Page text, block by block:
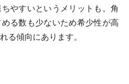
やすいというメリットも。角
る数も少ないため希少性が高
る傾向にあります。